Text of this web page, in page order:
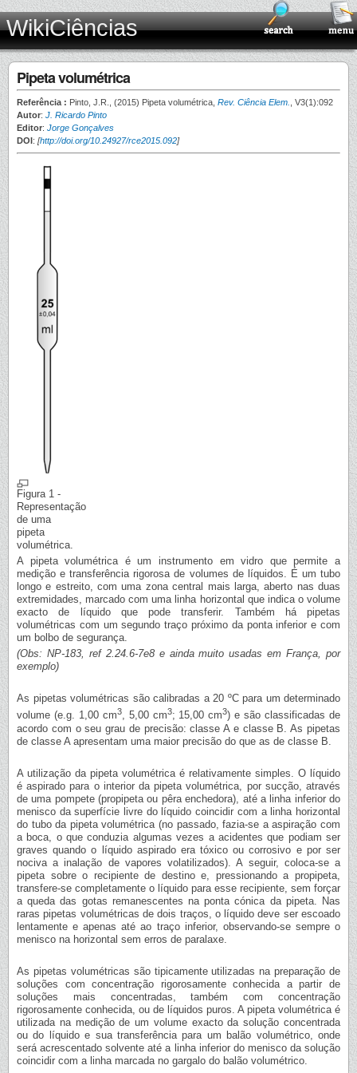
WikiCiências
Pipeta volumétrica
Referência : Pinto, J.R., (2015) Pipeta volumétrica, Rev. Ciência Elem.
, V3(1):092
Autor: J. Ricardo Pinto
Editor: Jorge Gonçalves
DOI: [http://doi.org/10.24927/rce2015.092]
Figura 1 -
Representação
de uma
pipeta
volumétrica.
A pipeta volumétrica é um instrumento em vidro que permite a
medição e transferência rigorosa de volumes de líquidos. É um tubo
longo e estreito, com uma zona central mais larga, aberto nas duas
extremidades, marcado com uma linha horizontal que indica o volume
exacto de líquido que pode transferir. Também há pipetas
volumétricas com um segundo traço próximo da ponta inferior e com
um bolbo de segurança.
(Obs: NP-183, ref 2.24.6-7e8 e ainda muito usadas em França, por
exemplo)
As pipetas volumétricas são calibradas a 20 ºC para um determinado
volume (e.g. 1,00 cm3, 5,00 cm3; 15,00 cm3) e são classificadas de
acordo com o seu grau de precisão: classe A e classe B. As pipetas
de classe A apresentam uma maior precisão do que as de classe B.
A utilização da pipeta volumétrica é relativamente simples. O líquido
é aspirado para o interior da pipeta volumétrica, por sucção, através
de uma pompete (propipeta ou pêra enchedora), até a linha inferior do
menisco da superfície livre do líquido coincidir com a linha horizontal
do tubo da pipeta volumétrica (no passado, fazia-se a aspiração com
a boca, o que conduzia algumas vezes a acidentes que podiam ser
graves quando o líquido aspirado era tóxico ou corrosivo e por ser
nociva a inalação de vapores volatilizados). A seguir, coloca-se a
pipeta sobre o recipiente de destino e, pressionando a propipeta,
transfere-se completamente o líquido para esse recipiente, sem forçar
a queda das gotas remanescentes na ponta cónica da pipeta. Nas
raras pipetas volumétricas de dois traços, o líquido deve ser escoado
lentamente e apenas até ao traço inferior, observando-se sempre o
menisco na horizontal sem erros de paralaxe.
As pipetas volumétricas são tipicamente utilizadas na preparação de
soluções com concentração rigorosamente conhecida a partir de
soluções mais concentradas, também com concentração
rigorosamente conhecida, ou de líquidos puros. A pipeta volumétrica é
utilizada na medição de um volume exacto da solução concentrada
ou do líquido e sua transferência para um balão volumétrico, onde
será acrescentado solvente até a linha inferior do menisco da solução
coincidir com a linha marcada no gargalo do balão volumétrico.